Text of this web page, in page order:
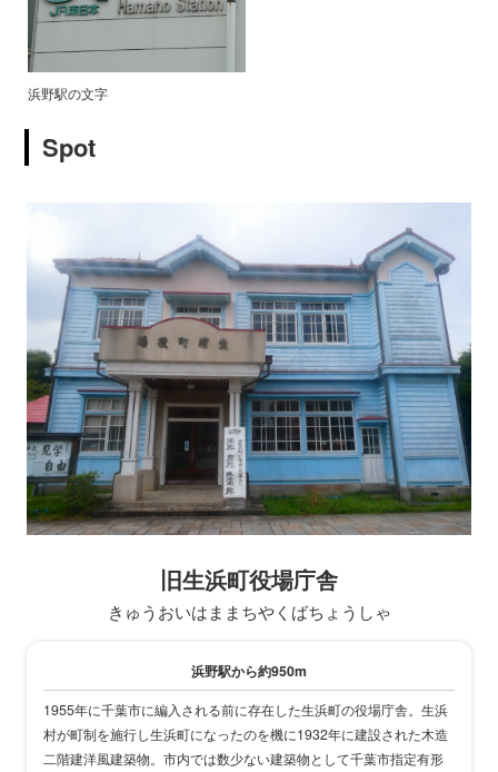
浜野駅の文字
Spot
旧生浜町役場庁舎
きゅうおいはままちやくばちょうしゃ
浜野駅から約950m
1955年に千葉市に編入される前に存在した生浜町の役場庁舎。生浜
村が町制を施行し生浜町になったのを機に1932年に建設された木造
二階建洋風建築物。市内では数少ない建築物として千葉市指定有形